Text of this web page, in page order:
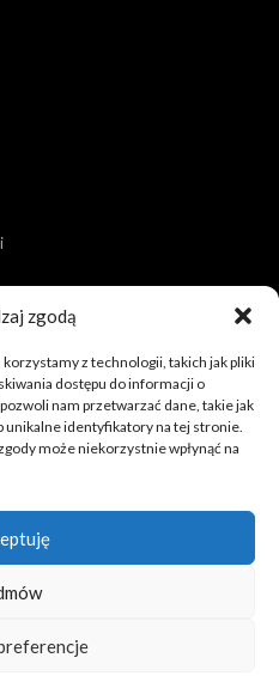
zgodą
z technologii, takich jak pliki
dostępu do informacji o
nam przetwarzać dane, takie jak
unikalne identyfikatory na tej stronie.
może niekorzystnie wpłynąć na
komplety.
piotrkow.pl